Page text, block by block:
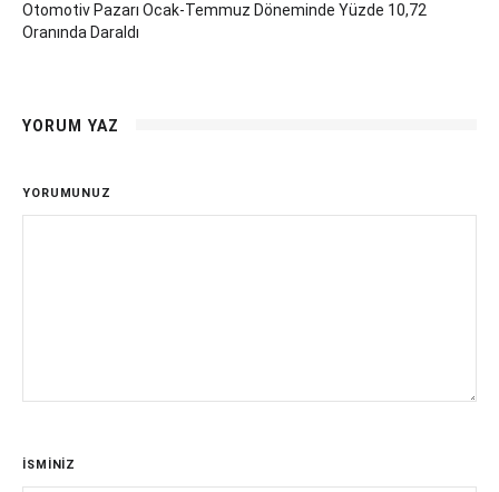
Otomotiv Pazarı Ocak-Temmuz Döneminde Yüzde 10,72
Oranında Daraldı
YORUM YAZ
YORUMUNUZ
İSMİNİZ